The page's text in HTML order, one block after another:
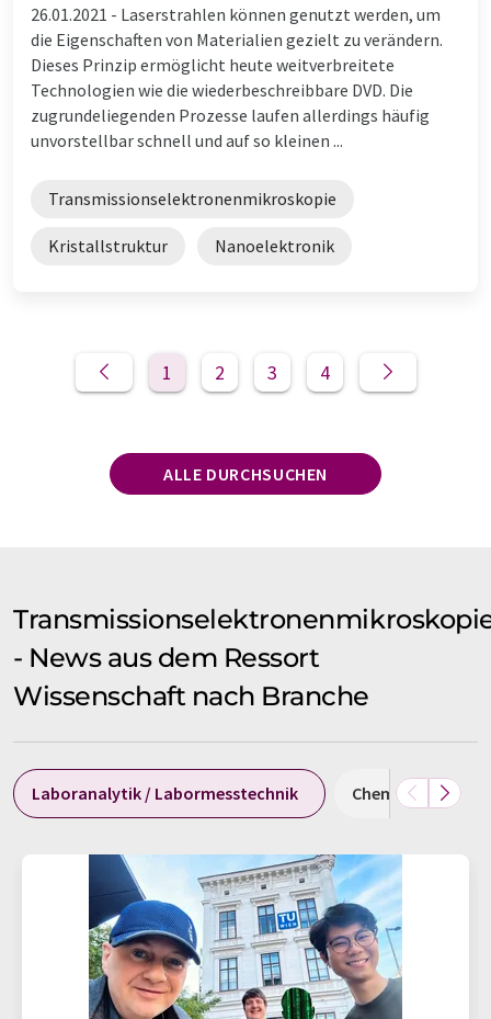
26.01.2021 - Laserstrahlen können genutzt werden, um
die Eigenschaften von Materialien gezielt zu verändern.
Dieses Prinzip ermöglicht heute weitverbreitete
Technologien wie die wiederbeschreibbare DVD. Die
zugrundeliegenden Prozesse laufen allerdings häufig
unvorstellbar schnell und auf so kleinen ...
Transmissionselektronenmikroskopie
Kristallstruktur Nanoelektronik
1 2 3 4
ALLE DURCHSUCHEN
- News aus dem Ressort
Wissenschaft nach Branche
Laboranalytik / Labormesstechnik Chemie